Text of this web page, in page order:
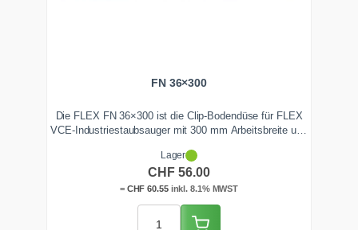
FN 36×300
Die FLEX FN 36×300 ist die Clip-Bodendüse für FLEX
VCE-Industriestaubsauger mit 300 mm Arbeitsbreite und
Bürstenleiste für trocken und Gummilippe für nass.
Distanzrollen halten den Saugspalt konstant. Ab Lager
Zentralschweiz lieferbar.
Lager
CHF 56.00
= CHF 60.55inkl. 8.1% MWST